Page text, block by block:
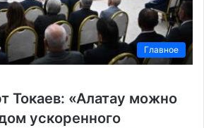
Главное
Токаев: «Алатау можно
ускоренного